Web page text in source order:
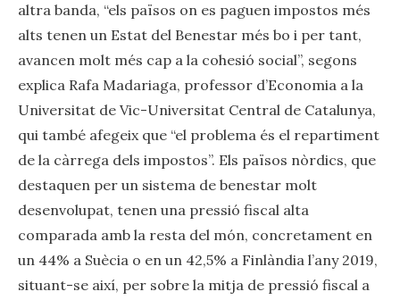
altra banda, “els països on es paguen impostos més
alts tenen un Estat del Benestar més bo i per tant,
avancen molt més cap a la cohesió social”, segons
explica Rafa Madariaga, professor d’Economia a la
Universitat de Vic-Universitat Central de Catalunya,
qui també afegeix que “el problema és el repartiment
de la càrrega dels impostos”. Els països nòrdics, que
destaquen per un sistema de benestar molt
desenvolupat, tenen una pressió fiscal alta
comparada amb la resta del món, concretament en
un 44% a Suècia o en un 42,5% a Finlàndia l’any 2019,
situant-se així, per sobre la mitja de pressió fiscal a